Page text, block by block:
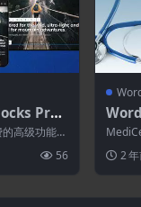
Pro
高级功能，
56
题 2